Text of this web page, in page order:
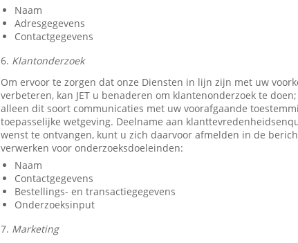
Naam
Adresgegevens
Contactgegevens
6. Klantonderzoek
Om ervoor te zorgen dat onze Diensten in lijn zijn met uw
verbeteren, kan JET u benaderen om klantenonderzoek te
alleen dit soort communicaties met uw voorafgaande
toepasselijke wetgeving. Deelname aan
wenst te ontvangen, kunt u zich daarvoor afmelden in de
verwerken voor onderzoeksdoeleinden:
Naam
Contactgegevens
Bestellings- en transactiegegevens
Onderzoeksinput
7. Marketing